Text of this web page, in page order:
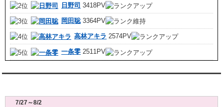
日野司 3418PV
岡田聡3364PV
高林アキラ 2574PV
一条零 2511PV
7/27～8/2